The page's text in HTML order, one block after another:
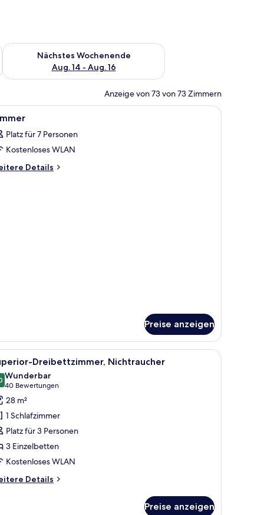
Aug. 7 - Aug. 9.
Nächstes Wochenende
Aug. 14 - Aug. 16
Überprüfe die Verfügbarkeit für nächstes Wochenende, Aug.
Anzeige von 73 von 73 Zimmern
Ein Hotelzimmer mit Bett, Bad, Sitzecke und
1
Platz für 7 Personen
Kostenloses WLAN
Details
Preise anzeigen
Bett, einer Sitzecke, einem Schreibtisch und einem
Ein Hotelzimmer mit zwei Betten, einem
2 Dreibettzimmer, Nichtraucher
von 10
Wunderbar
40 Bewertungen
(40
Bewertungen)
28 m²
1 Schlafzimmer
Platz für 3 Personen
3 Einzelbetten
Kostenloses WLAN
Details
Preise anzeigen